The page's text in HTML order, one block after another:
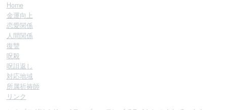
Home
金運向上
恋愛関係
人間関係
復讐
呪殺
呪詛返し
対応地域
所属祈祷師
リンク